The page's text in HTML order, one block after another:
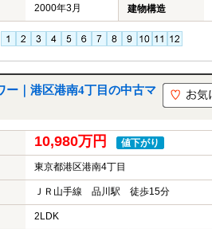
2000年3月 建物構造
｜港区港南4丁目の中古マ
10,980万円 値下がり
東京都港区港南4丁目
ＪＲ山手線 品川駅 徒歩15分
2LDK